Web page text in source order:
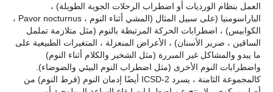
العمل بنظام الورديات أو اضطراب الرحلات الجوية الطويلة) ،
الباراسومنيا (على سبيل المثال (المشي أثناء النوم ، Pavor nocturnus ،
الكوابيس) ، اضطرابات الحركة المرتبطة بالنوم (مثل متلازمة تململ
الساقين ، صرير الأسنان) ، الأعراض المنعزلة ، المتغيرات الطبيعية على
ما يبدو والمشاكل غير المبررة (مثل الشخير والكلام أثناء النوم)
واضطرابات النوم الأخرى (مثل اضطراب النوم البيئي والضوضاء).
كالمجموعة الثامنة ، يسرد ICSD-2 أيضًا إدمان النوم (فرط النوم) من